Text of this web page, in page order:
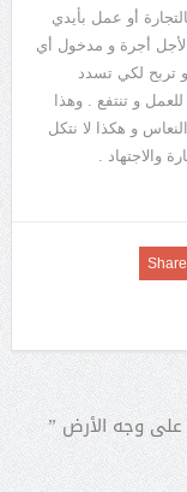
أو عمل بأيدي
لأجل أجرة و مدخول أي
تربح لكي تسدد
للعمل و تنتفع . وهذا
و هكذا لا نتكل
والاجتهاد .
Share
على وجه الأرض ”